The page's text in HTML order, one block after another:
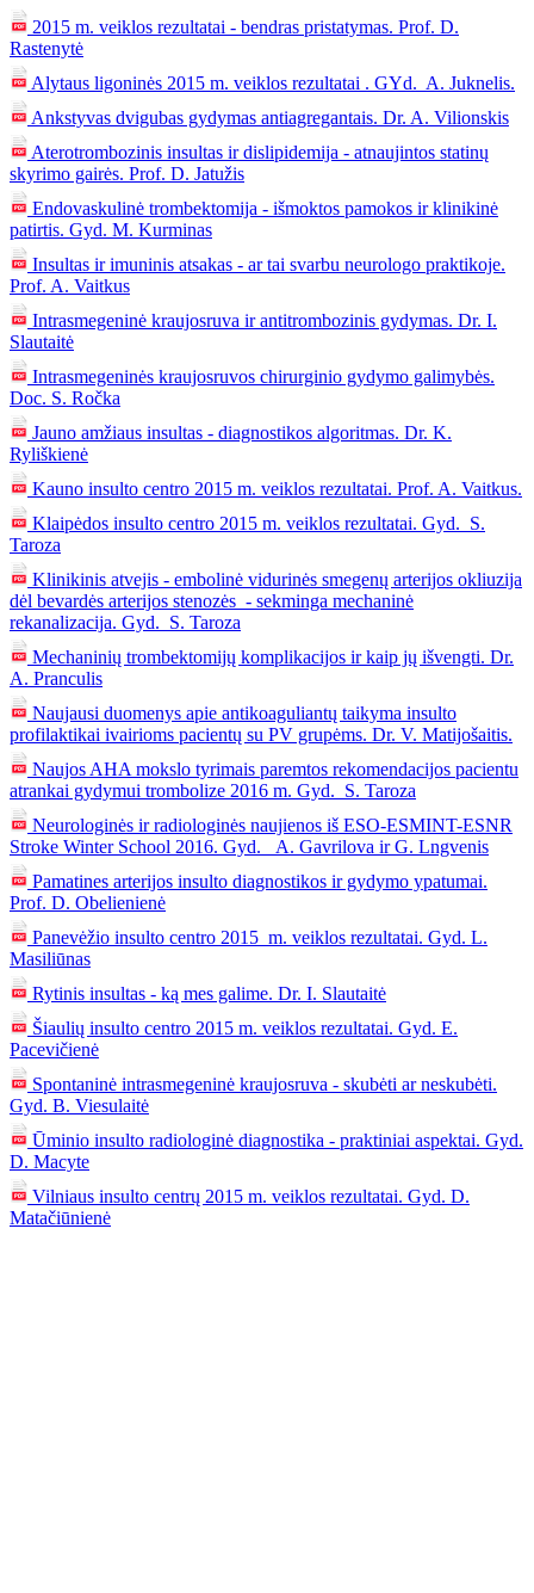
2015 m. veiklos rezultatai - bendras pristatymas. Prof. D.
Rastenytė
Alytaus ligoninės 2015 m. veiklos rezultatai . GYd. A. Juknelis.
Ankstyvas dvigubas gydymas antiagregantais. Dr. A. Vilionskis
Aterotrombozinis insultas ir dislipidemija - atnaujintos statinų
skyrimo gairės. Prof. D. Jatužis
Endovaskulinė trombektomija - išmoktos pamokos ir klinikinė
patirtis. Gyd. M. Kurminas
Insultas ir imuninis atsakas - ar tai svarbu neurologo praktikoje.
Prof. A. Vaitkus
Intrasmegeninė kraujosruva ir antitrombozinis gydymas. Dr. I.
Slautaitė
Intrasmegeninės kraujosruvos chirurginio gydymo galimybės.
Doc. S. Ročka
Jauno amžiaus insultas - diagnostikos algoritmas. Dr. K.
Ryliškienė
Kauno insulto centro 2015 m. veiklos rezultatai. Prof. A. Vaitkus.
Klaipėdos insulto centro 2015 m. veiklos rezultatai. Gyd. S.
Taroza
Klinikinis atvejis - embolinė vidurinės smegenų arterijos okliuzija
dėl bevardės arterijos stenozės_- sekminga mechaninė
rekanalizacija. Gyd. S. Taroza
Mechaninių trombektomijų komplikacijos ir kaip jų išvengti. Dr.
A. Pranculis
Naujausi duomenys apie antikoaguliantų taikyma insulto
profilaktikai ivairioms pacientų su PV grupėms. Dr. V. Matijošaitis.
Naujos AHA mokslo tyrimais paremtos rekomendacijos pacientu
atrankai gydymui trombolize 2016 m. Gyd. S. Taroza
Neurologinės ir radiologinės naujienos iš ESO-ESMINT-ESNR
Stroke Winter School 2016. Gyd. A. Gavrilova ir G. Lngvenis
Pamatines arterijos insulto diagnostikos ir gydymo ypatumai.
Prof. D. Obelienienė
Panevėžio insulto centro 2015 m. veiklos rezultatai. Gyd. L.
Masiliūnas
Rytinis insultas - ką mes galime. Dr. I. Slautaitė
Šiaulių insulto centro 2015 m. veiklos rezultatai. Gyd. E.
Pacevičienė
Spontaninė intrasmegeninė kraujosruva - skubėti ar neskubėti.
Gyd. B. Viesulaitė
Ūminio insulto radiologinė diagnostika - praktiniai aspektai. Gyd.
D. Macyte
Vilniaus insulto centrų 2015 m. veiklos rezultatai. Gyd. D.
Matačiūnienė